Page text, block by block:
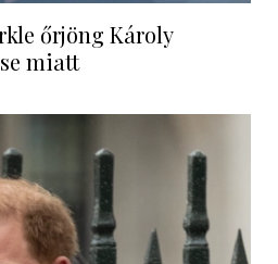
őrjöng Károly
miatt